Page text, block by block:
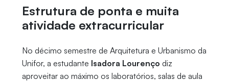
Estrutura de ponta e muita
atividade extracurricular
No décimo semestre de Arquitetura e Urbanismo da
Unifor, a estudante Isadora Lourenço diz
aproveitar ao máximo os laboratórios, salas de aula